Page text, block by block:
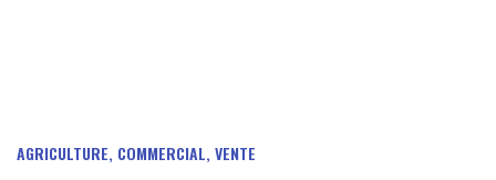
AGRICULTURE, COMMERCIAL, VENTE